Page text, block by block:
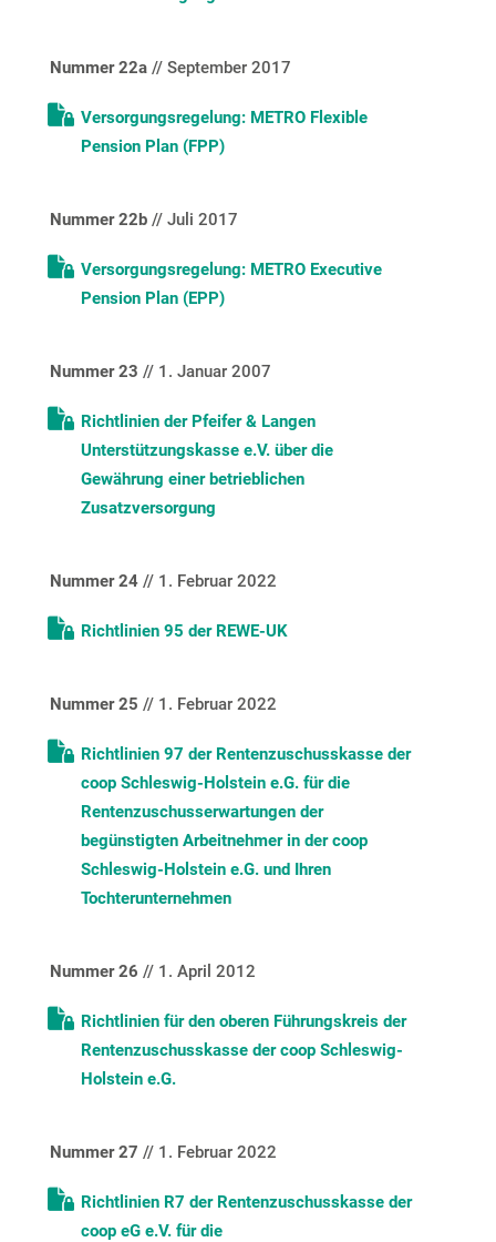
Nummer 22a// September 2017
Versorgungsregelung: METRO Flexible
Pension Plan (FPP)
Nummer 22b// Juli 2017
Versorgungsregelung: METRO Executive
Pension Plan (EPP)
Nummer 23 // 1. Januar 2007
Richtlinien der Pfeifer & Langen
Unterstützungskasse e.V. über die
Gewährung einer betrieblichen
Zusatzversorgung
Nummer 24// 1. Februar 2022
Richtlinien 95 der REWE-UK
Nummer 25 // 1. Februar 2022
Richtlinien 97 der Rentenzuschusskasse der
coop Schleswig-Holstein e.G. für die
Rentenzuschusserwartungen der
begünstigten Arbeitnehmer in der coop
Schleswig-Holstein e.G. und Ihren
Tochterunternehmen
Nummer 26 // 1. April 2012
Richtlinien für den oberen Führungskreis der
Rentenzuschusskasse der coop Schleswig-
Holstein e.G.
Nummer 27 // 1. Februar 2022
Richtlinien R7 der Rentenzuschusskasse der
coop eG e.V. für die